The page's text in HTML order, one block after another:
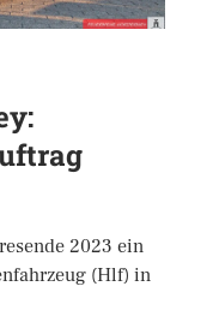
2023 ein
(Hlf) in